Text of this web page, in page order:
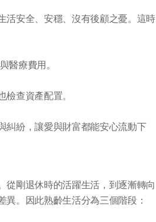
活安全、安穩、沒有後顧之憂。這時
醫療費用。
查資產配置。
糾紛，讓愛與財富都能安心流動下
從剛退休時的活躍生活，到逐漸轉向
。因此熟齡生活分為三個階段：